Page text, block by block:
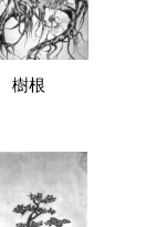
樹根